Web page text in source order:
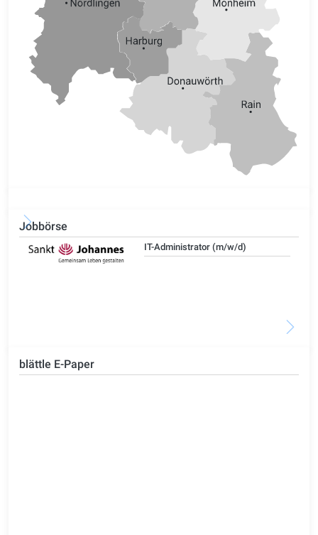
Jobbörse
IT-Administrator (m/w/d)
blättle E-Paper